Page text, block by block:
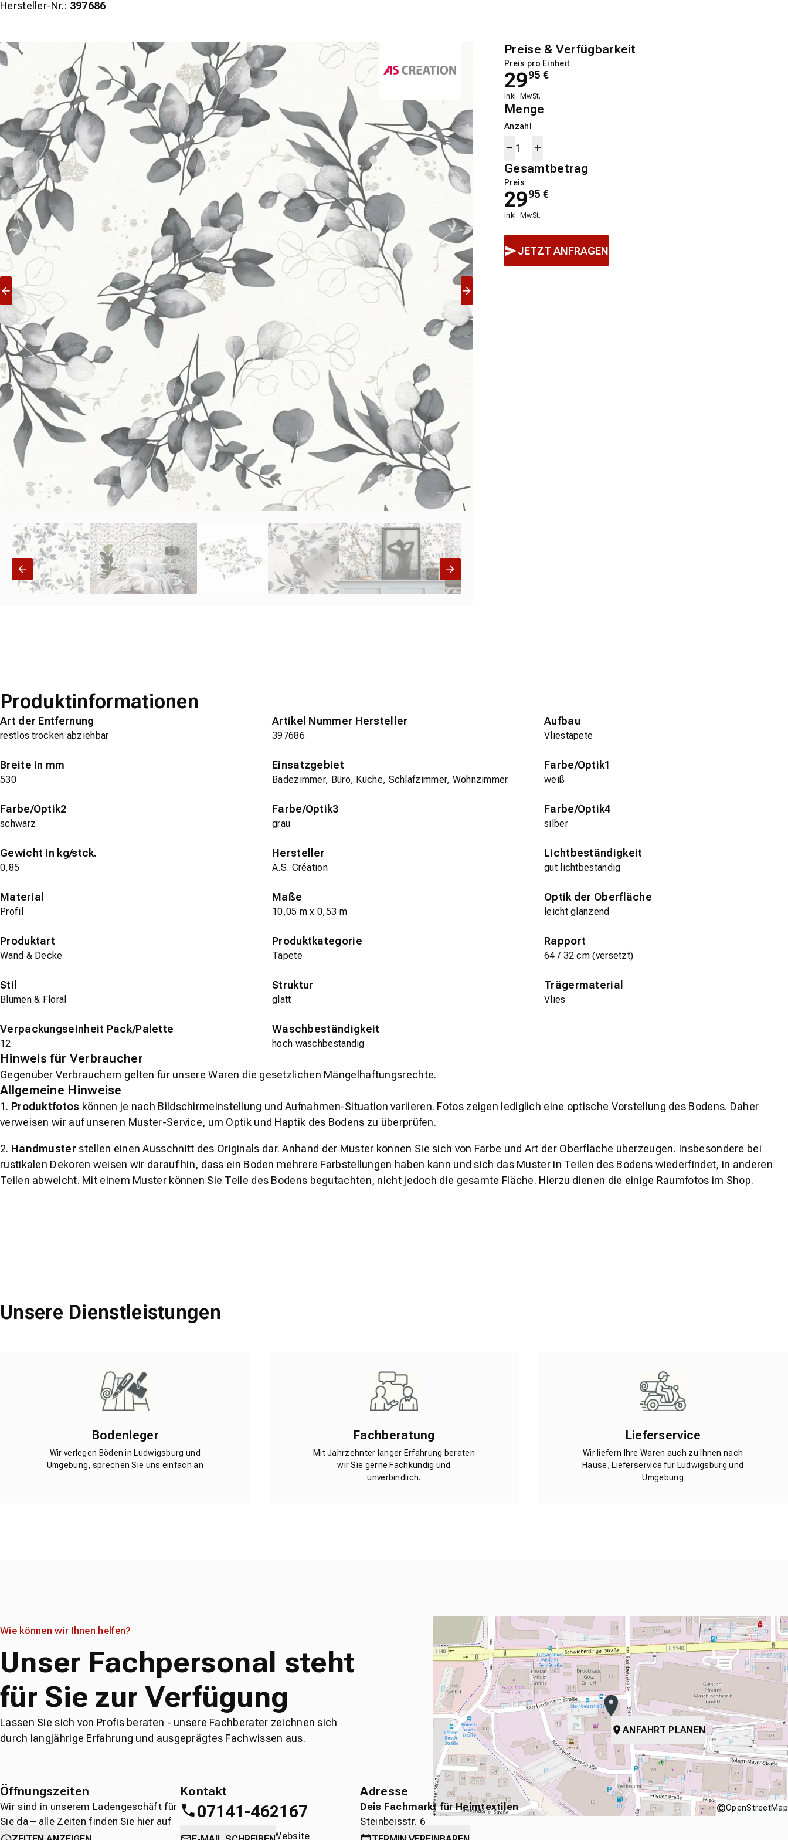
Hersteller-Nr.: 397686
Preise & Verfügbarkeit
Preis pro Einheit
2995 €
inkl. MwSt.
Menge
Anzahl
Gesamtbetrag
Preis
2995 €
inkl. MwSt.
JETZT ANFRAGEN
Produktinformationen
Art der Entfernung
restlos trocken abziehbar
Artikel Nummer Hersteller
397686
Aufbau
Vliestapete
Breite in mm
530
Einsatzgebiet
Badezimmer, Büro, Küche, Schlafzimmer, Wohnzimmer
Farbe/Optik1
weiß
Farbe/Optik2
schwarz
Farbe/Optik3
grau
Farbe/Optik4
silber
Gewicht in kg/stck.
0,85
Hersteller
A.S. Création
Lichtbeständigkeit
gut lichtbeständig
Material
Profil
Maße
10,05 m x 0,53 m
Optik der Oberfläche
leicht glänzend
Produktart
Wand & Decke
Produktkategorie
Tapete
Rapport
64 / 32 cm (versetzt)
Stil
Blumen & Floral
Struktur
glatt
Trägermaterial
Vlies
Verpackungseinheit Pack/Palette
12
Waschbeständigkeit
hoch waschbeständig
Hinweis für Verbraucher
Gegenüber Verbrauchern gelten für unsere Waren die gesetzlichen Mängelhaftungsrechte.
Allgemeine Hinweise
1. Produktfotos können je nach Bildschirmeinstellung und Aufnahmen-Situation variieren. Fotos zeigen lediglich eine optische Vorstellung des Bodens. Daher
verweisen wir auf unseren Muster-Service, um Optik und Haptik des Bodens zu überprüfen.
2. Handmuster stellen einen Ausschnitt des Originals dar. Anhand der Muster können Sie sich von Farbe und Art der Oberfläche überzeugen. Insbesondere bei
rustikalen Dekoren weisen wir darauf hin, dass ein Boden mehrere Farbstellungen haben kann und sich das Muster in Teilen des Bodens wiederfindet, in anderen
Teilen abweicht. Mit einem Muster können Sie Teile des Bodens begutachten, nicht jedoch die gesamte Fläche. Hierzu dienen die einige Raumfotos im Shop.
Unsere Dienstleistungen
Bodenleger
Wir verlegen Böden in Ludwigsburg und
Umgebung, sprechen Sie uns einfach an
Fachberatung
Mit Jahrzehnter langer Erfahrung beraten
wir Sie gerne Fachkundig und
unverbindlich.
Lieferservice
Wir liefern Ihre Waren auch zu Ihnen nach
Hause, Lieferservice für Ludwigsburg und
Umgebung
Wie können wir Ihnen helfen?
Unser Fachpersonal steht
für Sie zur Verfügung
Lassen Sie sich von Profis beraten - unsere Fachberater zeichnen sich
durch langjährige Erfahrung und ausgeprägtes Fachwissen aus.
Öffnungszeiten
Wir sind in unserem Ladengeschäft für
Sie da – alle Zeiten finden Sie hier auf
einen Blick.
Kontakt
07141-462167
oderdirekt über die Website
Adresse
Deis Fachmarkt für Heimtextilen
Steinbeisstr. 6
71636 Ludwigsburg
ANFAHRT PLANEN
©OpenStreetMap